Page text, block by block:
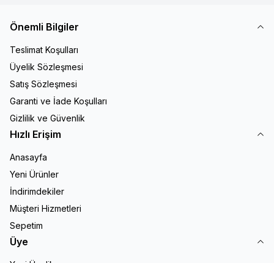
Önemli Bilgiler
Teslimat Koşulları
Üyelik Sözleşmesi
Satış Sözleşmesi
Garanti ve İade Koşulları
Gizlilik ve Güvenlik
Hızlı Erişim
Anasayfa
Yeni Ürünler
İndirimdekiler
Müşteri Hizmetleri
Sepetim
Üye